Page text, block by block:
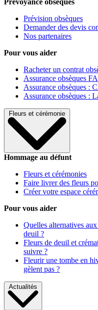
Prévision obsèques
Demander des devis
Nos partenaires
Pour vous aider
Racheter un contrat
Assurance obsèques
Assurance obsèques :
Assurance obsèques :
Fleurs et cérémonie
Hommage au défunt
Fleurs et cérémonies
Faire livrer des fleurs
Créer votre espace
Pour vous aider
Quelles alternatives
deuil ?
Fleurs de deuil et
suivre ?
Fleurir une tombe en
gèlent pas ?
Actualités